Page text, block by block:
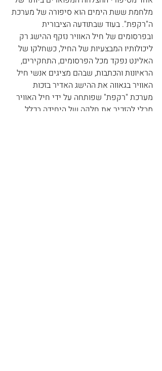
מלחמת ששת הימים הוא סיפורה של מערכת
ה"רקפת". בעוד שבתודעה הציבורית
ובפרסומים של חיל האוויר נזקף ההישג רק
ליכולותיו המבצעיות של החיל, כשחלקו של
האלינט נפקד מכל הפרסומים, התחקירים,
הראיונות והכתבות, שבהם מציגים אנשי חיל
האוויר בגאווה את ההישג האדיר בזכות
מערכת "רקפת" שפותחה על ידי חיל האוויר
מבלי להזכיר את חלקה של היחידה בכלל